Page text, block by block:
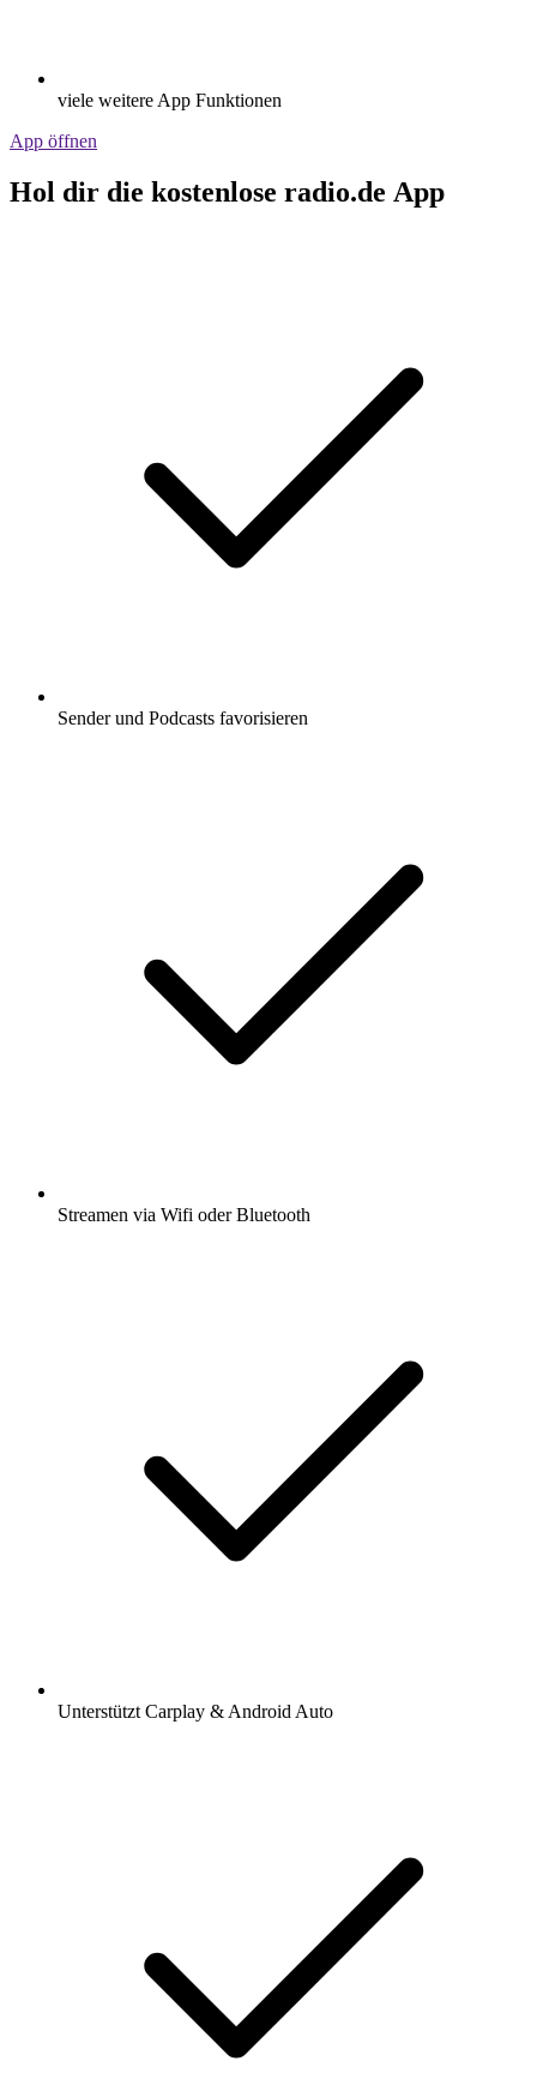
viele weitere App Funktionen
App öffnen
Hol dir die kostenlose radio.de App
Sender und Podcasts favorisieren
Streamen via Wifi oder Bluetooth
Unterstützt Carplay & Android Auto